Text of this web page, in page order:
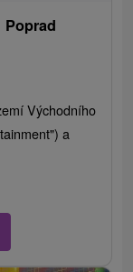
Východního
a